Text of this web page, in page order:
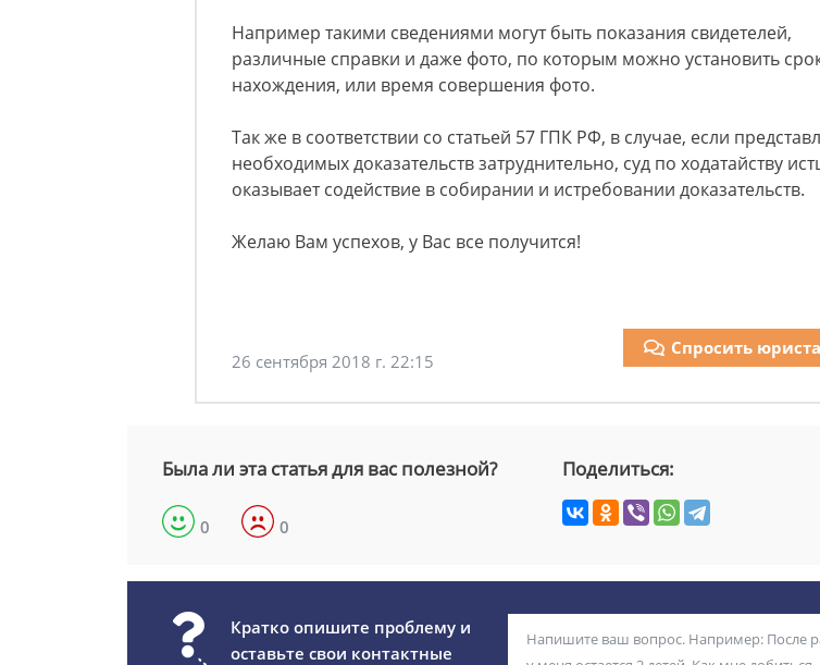
Например такими сведениями могут быть показания свидетелей,
различные справки и даже фото, по которым можно установить
нахождения, или время совершения фото.
Так же в соответствии со статьей 57 ГПК РФ, в случае, если
необходимых доказательств затруднительно, суд по ходатайству
оказывает содействие в собирании и истребовании доказательств.
Желаю Вам успехов, у Вас все получится!
26 сентября 2018 г. 22:15
Спросить юриста
Была ли эта статья для вас полезной?
0 0
Поделиться:
Кратко опишите проблему и
оставьте свои контактные